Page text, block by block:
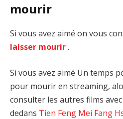
mourir
Si vous avez aimé on vous
laisser mourir.
Si vous avez aimé Un temps
pour mourir en streaming,
consulter les autres films
dedans Tien Feng Mei Fang